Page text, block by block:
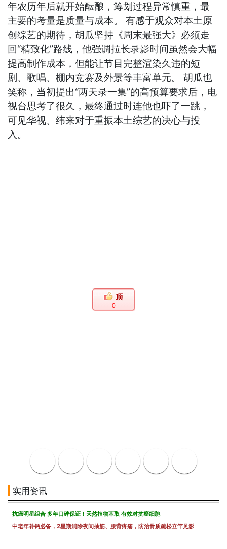
年农历年后就开始酝酿，筹划过程异常慎重，最
主要的考量是质量与成本。 有感于观众对本土原
创综艺的期待，胡瓜坚持《周末最强大》必须走
回“精致化”路线，他强调拉长录影时间虽然会大幅
提高制作成本，但能让节目完整渲染久违的短
剧、歌唱、棚内竞赛及外景等丰富单元。 胡瓜也
笑称，当初提出“两天录一集”的高预算要求后，电
视台思考了很久，最终通过时连他也吓了一跳，
可见华视、纬来对于重振本土综艺的决心与投
入。
0
实用资讯
抗癌明星组合 多年口碑保证！天然植物萃取 有效对抗癌细胞
中老年补钙必备，2星期消除夜间抽筋、腰背疼痛，防治骨质疏松立竿见影